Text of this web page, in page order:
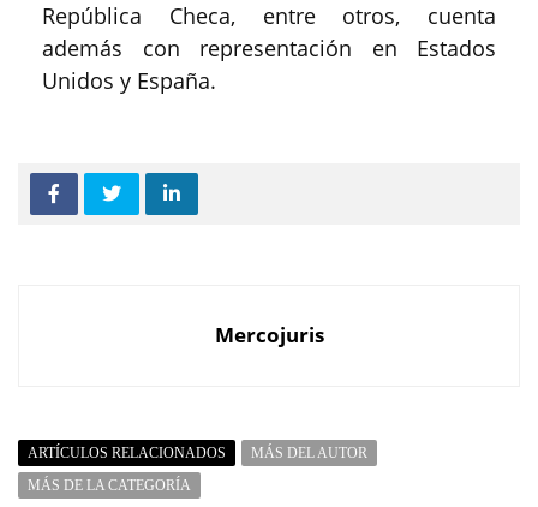
República Checa, entre otros, cuenta
además con representación en Estados
Unidos y España.
Mercojuris
ARTÍCULOS RELACIONADOS
MÁS DEL AUTOR
MÁS DE LA CATEGORÍA